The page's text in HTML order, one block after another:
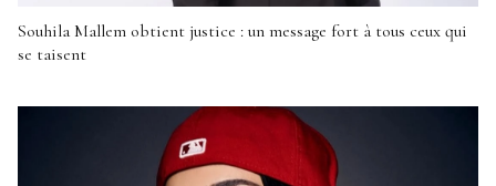
Souhila Mallem obtient justice : un message fort à tous ceux qui
se taisent